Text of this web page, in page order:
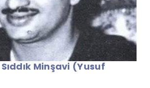
Minşavi (Yusuf